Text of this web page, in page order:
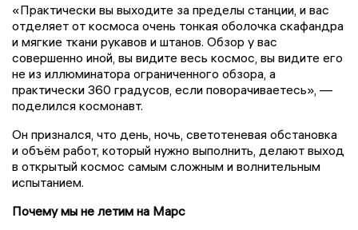
«Практически вы выходите за пределы станции, и вас
отделяет от космоса очень тонкая оболочка скафандра
и мягкие ткани рукавов и штанов. Обзор у вас
совершенно иной, вы видите весь космос, вы видите его
не из иллюминатора ограниченного обзора, а
практически 360 градусов, если поворачиваетесь», —
поделился космонавт.
Он признался, что день, ночь, светотеневая обстановка
и объём работ, который нужно выполнить, делают выход
в открытый космос самым сложным и волнительным
испытанием.
Почему мы не летим на Марс